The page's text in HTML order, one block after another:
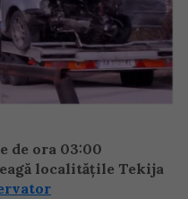
de ora 03:00
localitățile Tekija